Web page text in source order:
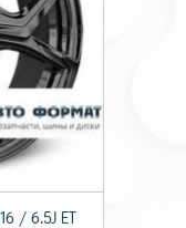
/ 6.5J ET